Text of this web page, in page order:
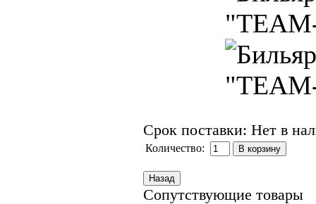
Срок поставки: Нет в
Количество:
Сопутствующие товары